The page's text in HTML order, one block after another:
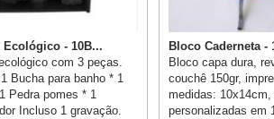
Ecológico - 10B...
com 3 peças.
Bucha para banho * 1
Pedra pomes * 1
Incluso 1 gravação.
Bloco Caderneta -
Bloco capa dura,
couchê 150gr,
medidas: 10x14cm,
personalizadas em